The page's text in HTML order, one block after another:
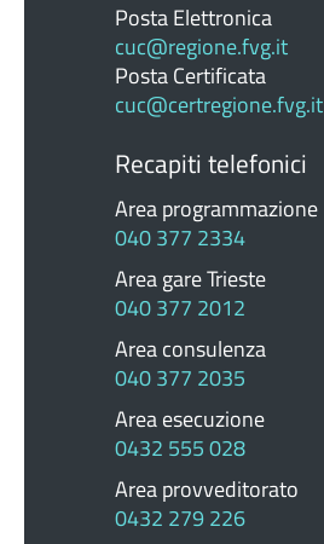
Posta Elettronica
cuc@regione.fvg.it
Posta Certificata
cuc@certregione.fvg.it
Recapiti telefonici
Area programmazione
040 377 2334
Area gare Trieste
040 377 2012
Area consulenza
040 377 2035
Area esecuzione
0432 555 028
Area provveditorato
0432 279 226